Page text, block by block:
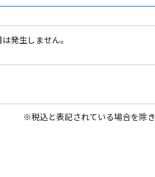
発生しません。
※税込と表記されている場合を除